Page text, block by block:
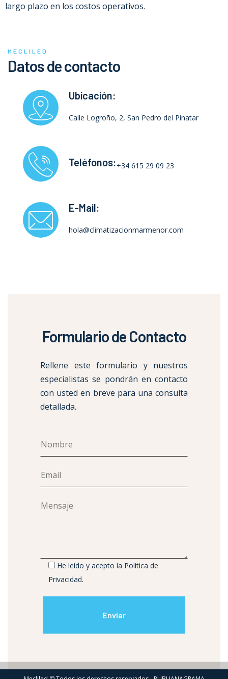
largo plazo en los costos operativos.
MECLILED
Datos de contacto
Ubicación:
Calle Logroño, 2, San Pedro del Pinatar
Teléfonos:+34 615 29 09 23
E-Mail:
hola@climatizacionmarmenor.com
Formulario de Contacto
Rellene este formulario y nuestros
especialistas se pondrán en contacto
con usted en breve para una consulta
detallada.
He leído y acepto la Política de
Privacidad.